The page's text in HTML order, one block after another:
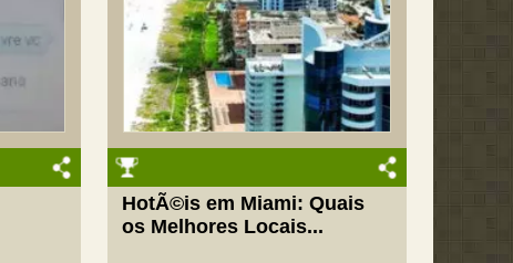
HotÃ©is em Miami: Quais
os Melhores Locais...